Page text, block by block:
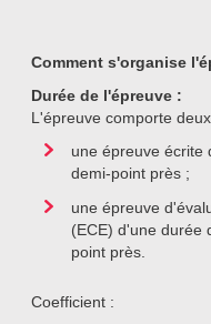
Comment s'organise
Durée de l'épreuve :
L'épreuve comporte
une épreuve écrite
demi-point près ;
une épreuve
(ECE) d'une durée
point près.
Coefficient :